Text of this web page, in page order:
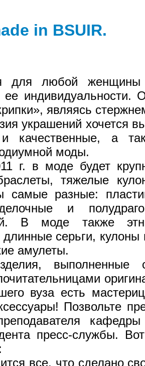
in BSUIR.
для любой женщины
ее индивидуальности.
являясь
украшений хочется
качественные, а
моды.
г. в моде будет
тяжелые
самые разные:
и
В моде также
длинные серьги,
амулеты.
вуза есть
Позвольте
кафедры
пресс-службы.
все, что сделано